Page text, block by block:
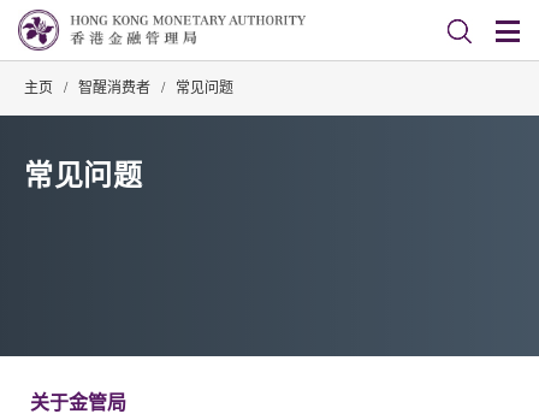
主页 / 智醒消费者 / 常见问题
常见问题
关于金管局